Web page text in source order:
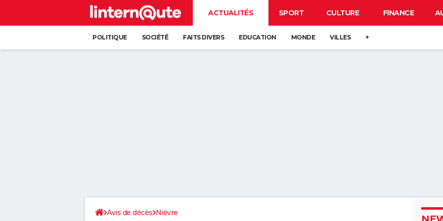
ACTUALITÉS SPORT CULTURE FINANCE
POLITIQUE SOCIÉTÉ FAITS DIVERS EDUCATION MONDE VILLES +
Avis de décès Nièvre